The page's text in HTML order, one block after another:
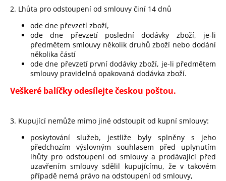
2. Lhůta pro odstoupení od smlouvy činí 14 dnů
ode dne převzetí zboží,
ode dne převzetí poslední dodávky zboží, je-li
předmětem smlouvy několik druhů zboží nebo dodání
několika částí
ode dne převzetí první dodávky zboží, je-li předmětem
smlouvy pravidelná opakovaná dodávka zboží.
Veškeré balíčky odesílejte českou poštou.
3. Kupující nemůže mimo jiné odstoupit od kupní smlouvy:
poskytování služeb, jestliže byly splněny s jeho
předchozím výslovným souhlasem před uplynutím
lhůty pro odstoupení od smlouvy a prodávající před
uzavřením smlouvy sdělil kupujícímu, že v takovém
případě nemá právo na odstoupení od smlouvy,